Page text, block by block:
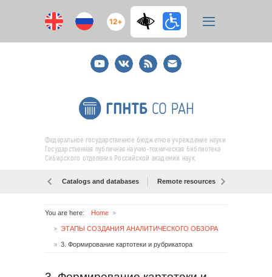
12+
YoutubeВКонтакте
RSS
E-
mail
подписка
Федеральное государственное бюджетное учреждение науки
Государственная публичная научно-техническая библиотека
Сибирского отделения Российской академии наук
Catalogs and databases Remote resources
You are here: Home
ЭТАПЫ СОЗДАНИЯ АНАЛИТИЧЕСКОГО ОБЗОРА
3. Формирование картотеки и рубрикатора